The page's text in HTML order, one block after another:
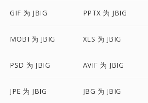
GIF 为 JBIG PPTX 为 JBIG
MOBI 为 JBIG XLS 为 JBIG
PSD 为 JBIG AVIF 为 JBIG
JPE 为 JBIG JBG 为 JBIG